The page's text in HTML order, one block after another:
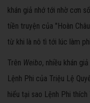
khán giả nhớ tới nhờ cơn
tiền truyện của "Hoàn
từ khi là nô tì tới lúc làm
Trên Weibo, nhiều khán
Lệnh Phi của Triệu Lệ
hiểu tại sao Lệnh Phi